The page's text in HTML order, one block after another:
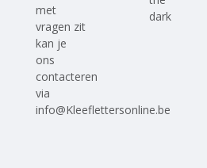
met
vragen zit
kan je
ons
contacteren
via
info@Kleeflettersonline.be
dark